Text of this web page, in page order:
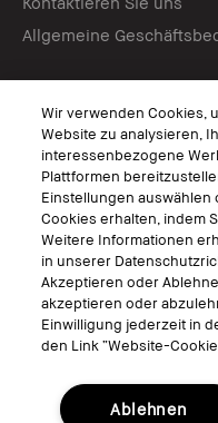
Allgemeine
Virtuelle Beratungen
Bobbi Brown Live
Virtual Try-On
Folgen
Allgemeine
Nutzungsbedingungen
Wir verwenden Cookies,
Website zu analysieren,
interessenbezogene
Plattformen
Einstellungen
Cookies erhalten, indem
Weitere Informationen
in unserer
Akzeptieren oder
akzeptieren oder
Einwilligung jederzeit in
den Link “Website-
Ablehnen